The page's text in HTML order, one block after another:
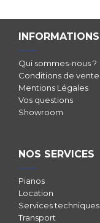
INFORMATIONS
Qui sommes-nous ?
Conditions de vente
Mentions Légales
Vos questions
Showroom
NOS SERVICES
Pianos
Location
Services techniques
Transport